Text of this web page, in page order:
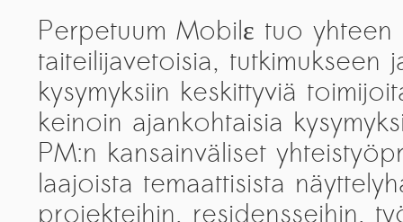
Perpetuum Mobilε tuo yhteen
taiteilijavetoisia, tutkimukseen
kysymyksiin keskittyviä
keinoin ajankohtaisia
PM:n kansainväliset
laajoista temaattisista